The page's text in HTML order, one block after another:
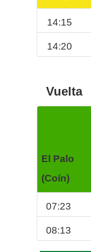
14:15
14:20
Vuelta
El Palo
(Coín)
07:23
08:13